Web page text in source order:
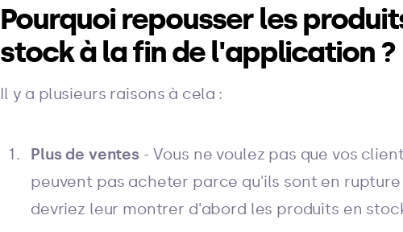
Pourquoi repousser les
stock à la fin de l'application ?
Il y a plusieurs raisons à cela :
Plus de ventes - Vous ne voulez pas que vos
peuvent pas acheter parce qu'ils sont en rupture
devriez leur montrer d'abord les produits en